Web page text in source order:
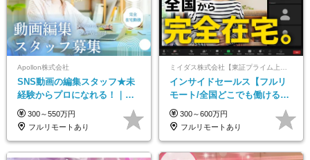
Apollon株式会社
SNS動画の編集スタッフ★未
経験からプロになれる！｜お
うちで働くフルリモート｜残
業ゼロで18時退勤◎
300～550万円
フルリモートあり
インサイドセールス【フルリ
モート/全国どこでも働ける】
未経験OK*土日祝休み*残業少
なめ*在宅勤務手当あり
300～600万円
フルリモートあり